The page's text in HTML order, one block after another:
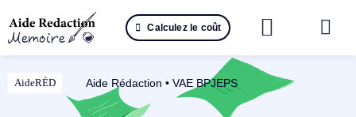
au
contenu
Calculez le coût
AideRÉD Aide Rédaction • VAE BPJEPS